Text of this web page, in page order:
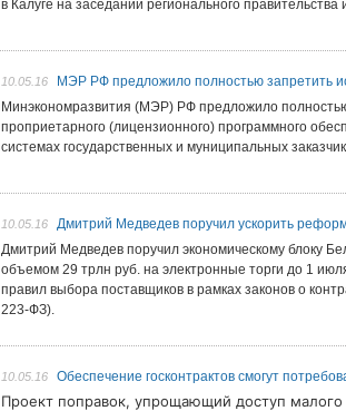
в Калуге на заседании регионального
10.05.16
МЭР РФ предложило полностью запретить
Минэкономразвития (МЭР) РФ предложило
проприетарного (лицензионного) программного
системах государственных и муниципальных
10.05.16
Дмитрий Медведев поручил ускорить
Дмитрий Медведев поручил экономическому блоку
объемом 29 трлн руб. на электронные торги до 1
правил выбора поставщиков в рамках законов о
223-ФЗ).
10.05.16 Обеспечение госконтрактов смогут
Проект поправок, упрощающий доступ малого